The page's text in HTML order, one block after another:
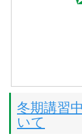
冬期講習
いて